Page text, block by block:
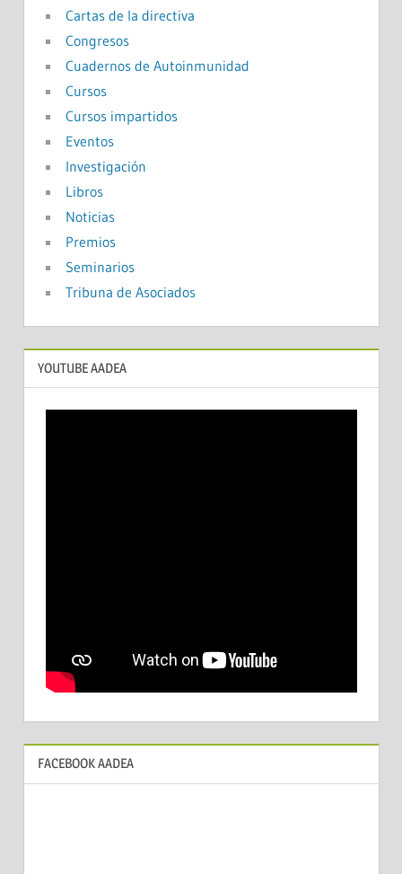
Cartas de la directiva
Congresos
Cuadernos de Autoinmunidad
Cursos
Cursos impartidos
Eventos
Investigación
Libros
Noticias
Premios
Seminarios
Tribuna de Asociados
YOUTUBE AADEA
FACEBOOK AADEA